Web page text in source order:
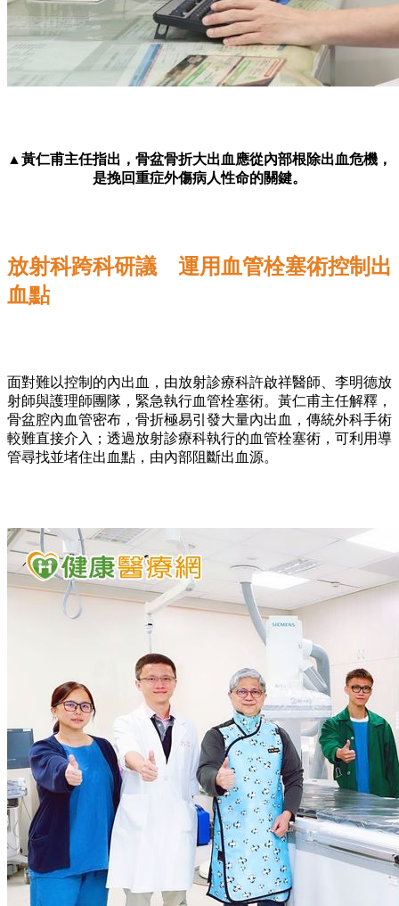
▲黃仁甫主任指出，骨盆骨折大出血應從內部根除出血危機，
是挽回重症外傷病人性命的關鍵。
放射科跨科研議 運用血管栓塞術控制出
血點
面對難以控制的內出血，由放射診療科許啟祥醫師、李明德放
射師與護理師團隊，緊急執行血管栓塞術。黃仁甫主任解釋，
骨盆腔內血管密布，骨折極易引發大量內出血，傳統外科手術
較難直接介入；透過放射診療科執行的血管栓塞術，可利用導
管尋找並堵住出血點，由內部阻斷出血源。